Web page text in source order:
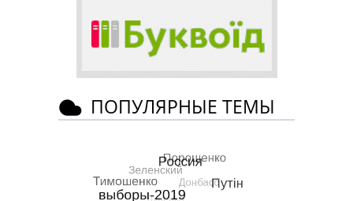
ПОПУЛЯРНЫЕ ТЕМЫ